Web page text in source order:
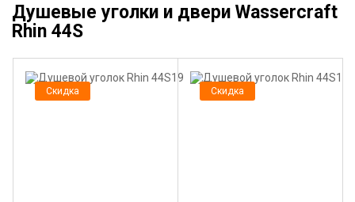
Душевые уголки и двери Wassercraft
Rhin 44S
Скидка Скидка